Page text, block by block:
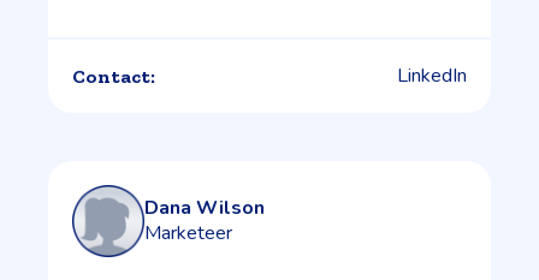
Contact: LinkedIn
Dana Wilson
Marketeer